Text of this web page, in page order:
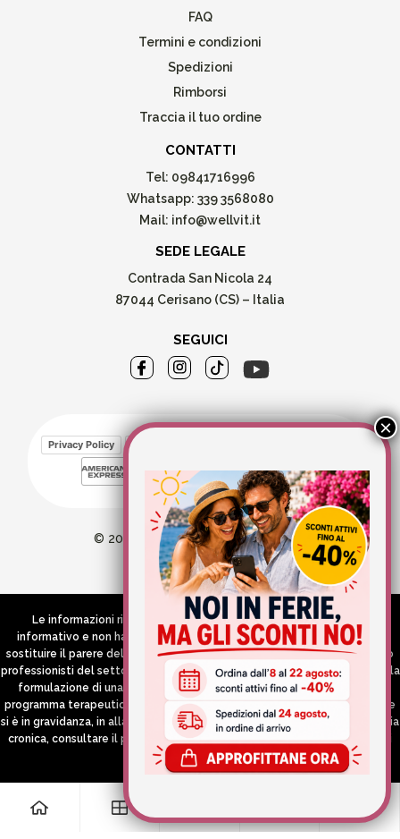
FAQ
Termini e condizioni
Spedizioni
Rimborsi
Traccia il tuo ordine
CONTATTI
Tel: 09841716996
Whatsapp: 339 3568080
Mail: info@wellvit.it
SEDE LEGALE
Contrada San Nicola 24
87044 Cerisano (CS) – Italia
SEGUICI
Privacy Policy Cookie Policy
© 2026 Wellvit All Rights Reserved
Credits:Aries comunica
Le informazioni riportate nel Sito hanno esclusivamente scopo
informativo e non hanno in alcun modo né la pretesa né l’obiettivo di
sostituire il parere del medico e/o specialista, di altri operatori sanitari o
professionisti del settore che devono in ogni caso essere contattati per la
formulazione di una diagnosi o l’indicazione di un eventuale corretto
programma terapeutico e/o dietetico e/o di integrazione alimentare. Se
si è in gravidanza, in allattamento o si stanno assumendo farmaci in terapia
cronica, consultare il proprio medico curante prima di assumere qualsiasi
integratore.